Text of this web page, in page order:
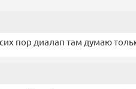
сих пор диалап там думаю